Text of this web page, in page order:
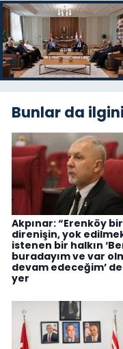
Bunlar da
Akpınar: “Erenköy bir
direnişin, yok
istenen bir halkın
buradayım ve var
devam edeceğim’
yer